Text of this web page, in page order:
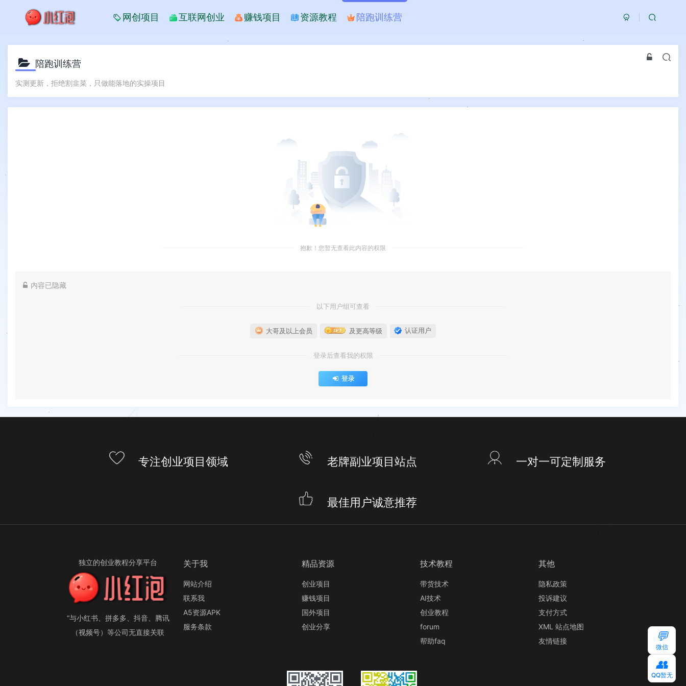
网创项目 互联网创业 赚钱项目 资源教程 陪跑训练营
陪跑训练营
实测更新，拒绝割韭菜，只做能落地的实操项目
抱歉！您暂无查看此内容的权限
内容已隐藏
以下用户组可查看
大哥及以上会员 及更高等级 认证用户
登录后查看我的权限
登录
专注创业项目领域 老牌副业项目站点 一对一可定制服务
最佳用户诚意推荐
独立的创业教程分享平台
“与小红书、拼多多、抖音、腾讯
（视频号）等公司无直接关联
关于我
网站介绍
联系我
A5资源APK
服务条款
精品资源
创业项目
赚钱项目
国外项目
创业分享
技术教程
带货技术
AI技术
创业教程
forum
帮助faq
其他
隐私政策
投诉建议
支付方式
XML 站点地图
友情链接
💬
微信
👥
QQ暂无